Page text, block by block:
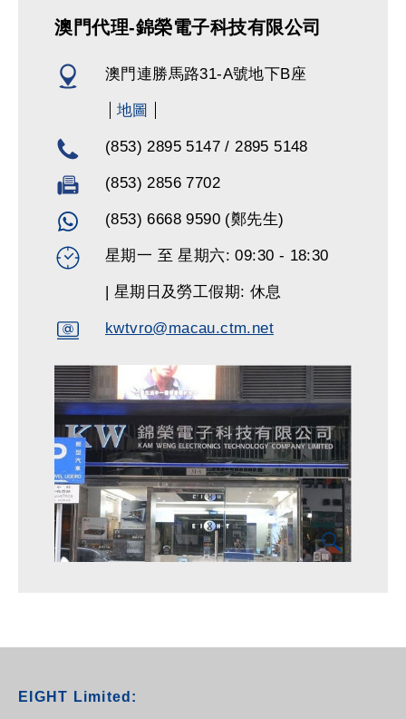
澳門代理-錦榮電子科技有限公司
澳門連勝馬路31-A號地下B座
地圖
(853) 2895 5147 / 2895 5148
(853) 2856 7702
(853) 6668 9590 (鄭先生)
星期一 至 星期六: 09:30 - 18:30
| 星期日及勞工假期: 休息
kwtvro@macau.ctm.net
EIGHT Limited: